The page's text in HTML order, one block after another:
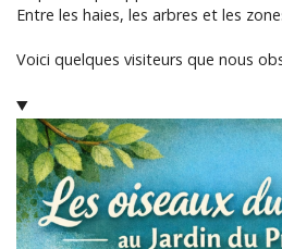
Entre les haies, les arbres et les
Voici quelques visiteurs que nous